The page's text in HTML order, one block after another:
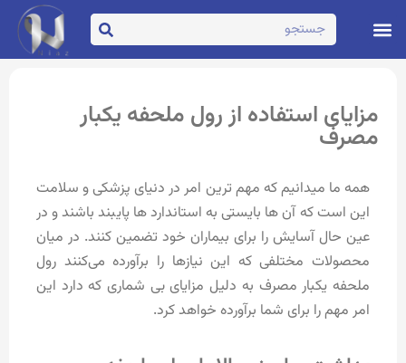
مزایای استفاده از رول ملحفه یکبار
مصرف
همه ما میدانیم که مهم ترین امر در دنیای پزشکی و سلامت
این است که آن ها بایستی به استاندارد ها پایبند باشند و در
عین حال آسایش را برای بیماران خود تضمین کنند. در میان
محصولات مختلفی که این نیازها را برآورده می‌کنند رول
ملحفه یکبار مصرف به دلیل مزایای بی شماری که دارد این
امر مهم را برای شما برآورده خواهد کرد.